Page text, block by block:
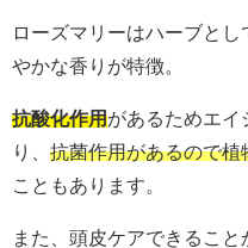
ローズマリーはハーブと
やかな香りが特徴。
抗酸化作用があるためエイ
り、 抗菌作用があるので植
こともあります。
また、頭皮ケアできるこ